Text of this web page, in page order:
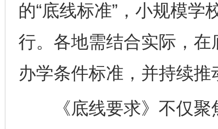
的“底线标准”，小规模
行。各地需结合实际，
办学条件标准，并持续
《底线要求》不仅聚